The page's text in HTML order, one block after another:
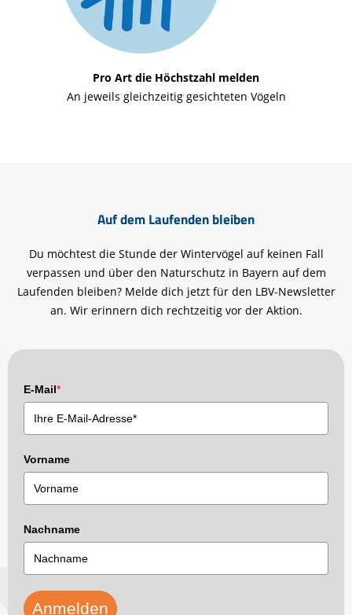
Pro Art die Höchstzahl melden
An jeweils gleichzeitig gesichteten Vögeln
Auf dem Laufenden bleiben
Du möchtest die Stunde der Wintervögel auf keinen Fall
verpassen und über den Naturschutz in Bayern auf dem
Laufenden bleiben? Melde dich jetzt für den LBV-Newsletter
an. Wir erinnern dich rechtzeitig vor der Aktion.
E-Mail*
Vorname
Nachname
Anmelden